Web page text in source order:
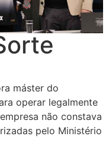
máster do
operar legalmente
não constava
pelo Ministério